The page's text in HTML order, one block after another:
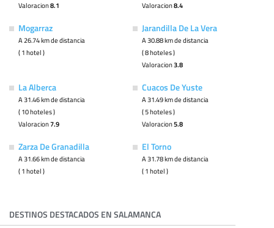
Valoracion8.1
Valoracion8.4
Mogarraz
A 26.74 km de distancia
( 1 hotel )
Jarandilla De La Vera
A 30.88 km de distancia
( 8 hoteles )
Valoracion3.8
La Alberca
A 31.46 km de distancia
( 10 hoteles )
Valoracion7.9
Cuacos De Yuste
A 31.49 km de distancia
( 5 hoteles )
Valoracion5.8
Zarza De Granadilla
A 31.66 km de distancia
( 1 hotel )
El Torno
A 31.78 km de distancia
( 1 hotel )
DESTINOS DESTACADOS EN SALAMANCA